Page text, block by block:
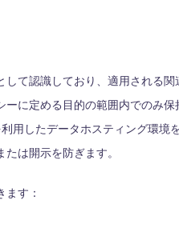
て認識しており、適用される
に定める目的の範囲内でのみ
したデータホスティング環境
は開示を防ぎます。
す：